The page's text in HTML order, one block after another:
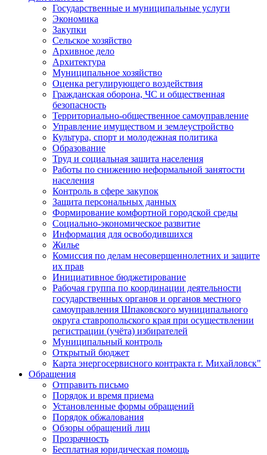
Государственные и муниципальные услуги
Экономика
Закупки
Сельское хозяйство
Архивное дело
Архитектура
Муниципальное хозяйство
Оценка регулирующего воздействия
Гражданская оборона, ЧС и общественная
безопасность
Территориально-общественное самоуправление
Управление имуществом и землеустройство
Культура, спорт и молодежная политика
Образование
Труд и социальная защита населения
Работы по снижению неформальной занятости
населения
Контроль в сфере закупок
Защита персональных данных
Формирование комфортной городской среды
Социально-экономическое развитие
Информация для освободившихся
Жилье
Комиссия по делам несовершеннолетних и защите
их прав
Инициативное бюджетирование
Рабочая группа по координации деятельности
государственных органов и органов местного
самоуправления Шпаковского муниципального
округа ставропольского края при осуществлении
регистрации (учёта) избирателей
Муниципальный контроль
Открытый бюджет
Карта энергосервисного контракта г. Михайловск"
Обращения
Отправить письмо
Порядок и время приема
Установленные формы обращений
Порядок обжалования
Обзоры обращений лиц
Прозрачность
Бесплатная юридическая помощь